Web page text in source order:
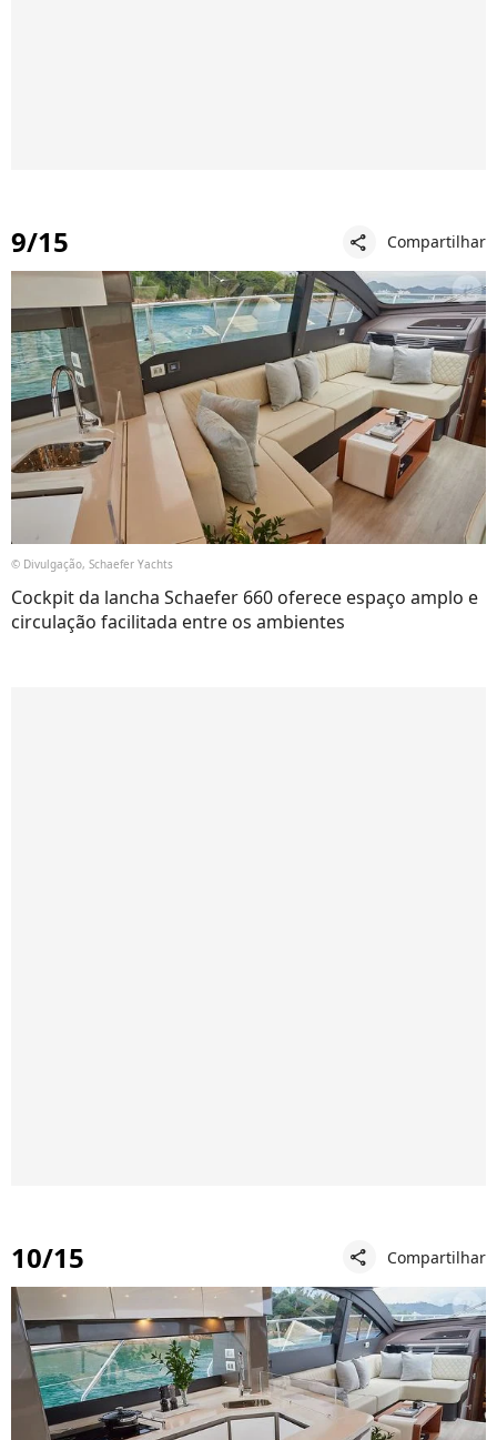
9/15 share Compartilhar
© Divulgação, Schaefer Yachts
Cockpit da lancha Schaefer 660 oferece espaço amplo e
circulação facilitada entre os ambientes
10/15 share Compartilhar